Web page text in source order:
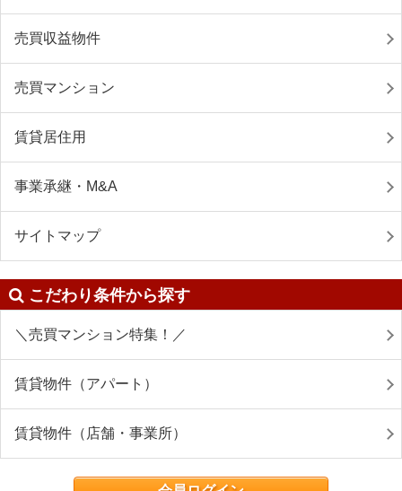
売買収益物件
売買マンション
賃貸居住用
事業承継・M&A
サイトマップ
こだわり条件から探す
＼売買マンション特集！／
賃貸物件（アパート）
賃貸物件（店舗・事業所）